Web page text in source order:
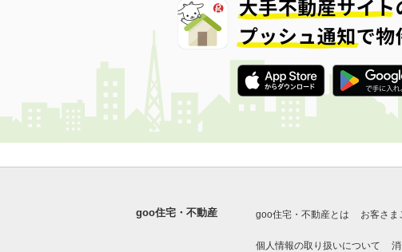
goo住宅・不動産 goo住宅・不動産とは お客さま
個人情報の取り扱いについて